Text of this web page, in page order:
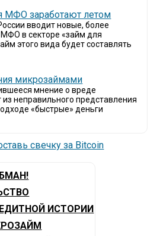
МФО заработают летом
вводит новые, более
в секторе «займ для
этого вида будет составлять
микрозаймами
мнение о вреде
неправильного представления
«быстрые» деньги
ИСТОРИИ